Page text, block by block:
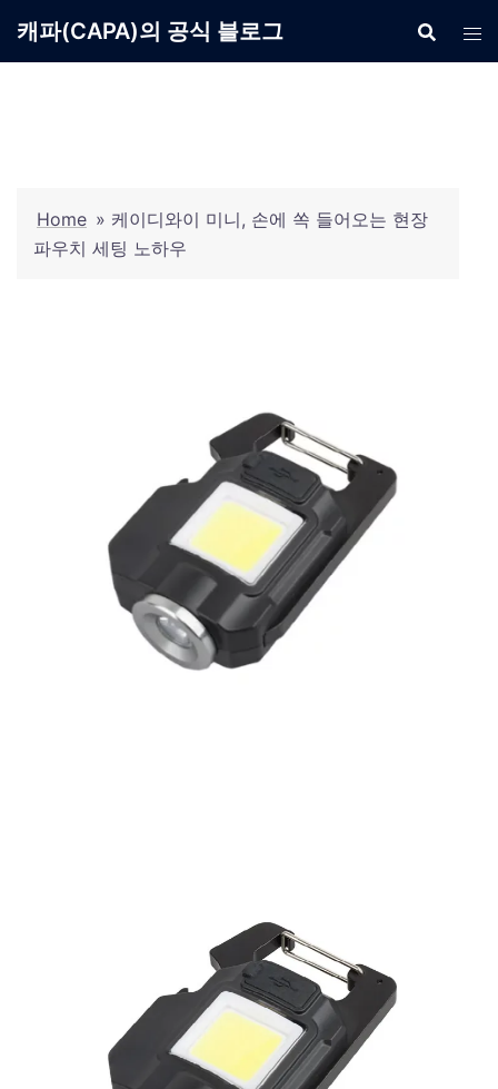
캐파(CAPA)의 공식 블로그
Home » 케이디와이 미니, 손에 쏙 들어오는 현장
파우치 세팅 노하우